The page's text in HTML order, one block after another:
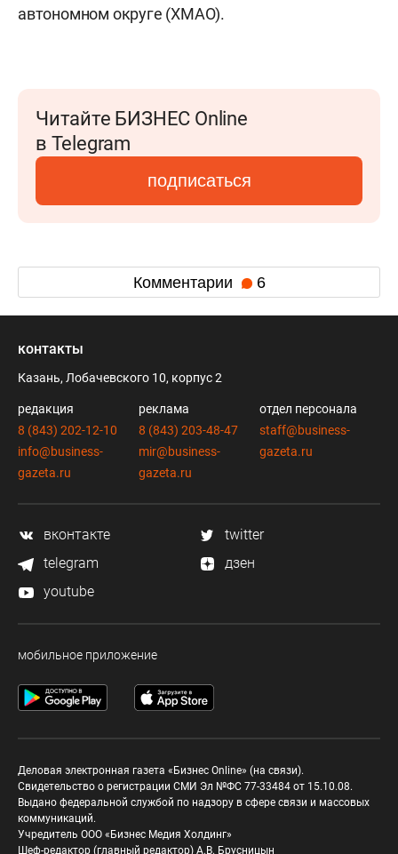
автономном округе (ХМАО).
Читайте БИЗНЕС Online
в Telegram
подписаться
Комментарии 6
контакты
Казань, Лобачевского 10, корпус 2
редакция
8 (843) 202-12-10
info@business-
gazeta.ru
реклама
8 (843) 203-48-47
mir@business-
gazeta.ru
отдел персонала
staff@business-
gazeta.ru
вконтакте
twitter
telegram
дзен
youtube
мобильное приложение
Деловая электронная газета «Бизнес Online» (на связи).
Свидетельство о регистрации СМИ Эл №ФС 77-33484 от 15.10.08.
Выдано федеральной службой по надзору в сфере связи и массовых
коммуникаций.
Учредитель ООО «Бизнес Медия Холдинг»
Шеф-редактор (главный редактор) А.В. Брусницын